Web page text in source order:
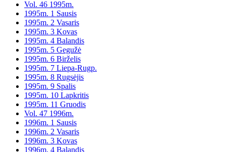
Vol. 46 1995m.
1995m. 1 Sausis
1995m. 2 Vasaris
1995m. 3 Kovas
1995m. 4 Balandis
1995m. 5 Gegužė
1995m. 6 Birželis
1995m. 7 Liepa-Rugp.
1995m. 8 Rugsėjis
1995m. 9 Spalis
1995m. 10 Lapkritis
1995m. 11 Gruodis
Vol. 47 1996m.
1996m. 1 Sausis
1996m. 2 Vasaris
1996m. 3 Kovas
1996m. 4 Balandis